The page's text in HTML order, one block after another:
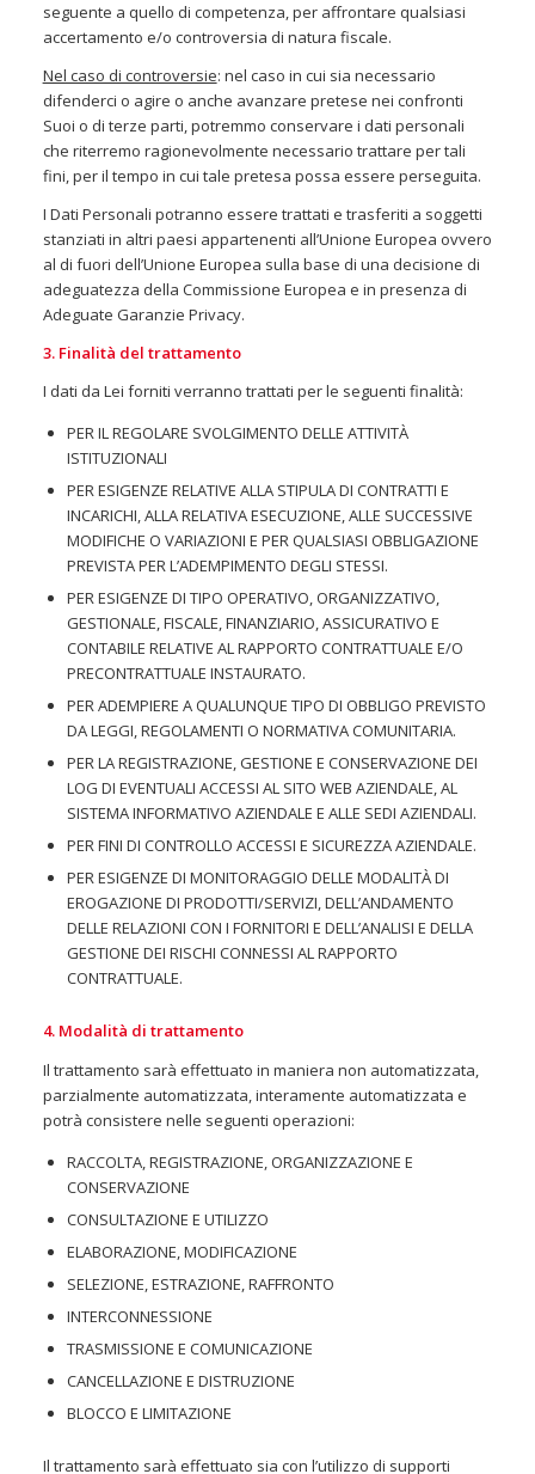
seguente a quello di competenza, per affrontare qualsiasi
accertamento e/o controversia di natura fiscale.
Nel caso di controversie: nel caso in cui sia necessario
difenderci o agire o anche avanzare pretese nei confronti
Suoi o di terze parti, potremmo conservare i dati personali
che riterremo ragionevolmente necessario trattare per tali
fini, per il tempo in cui tale pretesa possa essere perseguita.
I Dati Personali potranno essere trattati e trasferiti a soggetti
stanziati in altri paesi appartenenti all’Unione Europea ovvero
al di fuori dell’Unione Europea sulla base di una decisione di
adeguatezza della Commissione Europea e in presenza di
Adeguate Garanzie Privacy.
3. Finalità del trattamento
I dati da Lei forniti verranno trattati per le seguenti finalità:
PER IL REGOLARE SVOLGIMENTO DELLE ATTIVITÀ
ISTITUZIONALI
PER ESIGENZE RELATIVE ALLA STIPULA DI CONTRATTI E
INCARICHI, ALLA RELATIVA ESECUZIONE, ALLE SUCCESSIVE
MODIFICHE O VARIAZIONI E PER QUALSIASI OBBLIGAZIONE
PREVISTA PER L’ADEMPIMENTO DEGLI STESSI.
PER ESIGENZE DI TIPO OPERATIVO, ORGANIZZATIVO,
GESTIONALE, FISCALE, FINANZIARIO, ASSICURATIVO E
CONTABILE RELATIVE AL RAPPORTO CONTRATTUALE E/O
PRECONTRATTUALE INSTAURATO.
PER ADEMPIERE A QUALUNQUE TIPO DI OBBLIGO PREVISTO
DA LEGGI, REGOLAMENTI O NORMATIVA COMUNITARIA.
PER LA REGISTRAZIONE, GESTIONE E CONSERVAZIONE DEI
LOG DI EVENTUALI ACCESSI AL SITO WEB AZIENDALE, AL
SISTEMA INFORMATIVO AZIENDALE E ALLE SEDI AZIENDALI.
PER FINI DI CONTROLLO ACCESSI E SICUREZZA AZIENDALE.
PER ESIGENZE DI MONITORAGGIO DELLE MODALITÀ DI
EROGAZIONE DI PRODOTTI/SERVIZI, DELL’ANDAMENTO
DELLE RELAZIONI CON I FORNITORI E DELL’ANALISI E DELLA
GESTIONE DEI RISCHI CONNESSI AL RAPPORTO
CONTRATTUALE.
4. Modalità di trattamento
Il trattamento sarà effettuato in maniera non automatizzata,
parzialmente automatizzata, interamente automatizzata e
potrà consistere nelle seguenti operazioni:
RACCOLTA, REGISTRAZIONE, ORGANIZZAZIONE E
CONSERVAZIONE
CONSULTAZIONE E UTILIZZO
ELABORAZIONE, MODIFICAZIONE
SELEZIONE, ESTRAZIONE, RAFFRONTO
INTERCONNESSIONE
TRASMISSIONE E COMUNICAZIONE
CANCELLAZIONE E DISTRUZIONE
BLOCCO E LIMITAZIONE
Il trattamento sarà effettuato sia con l’utilizzo di supporti